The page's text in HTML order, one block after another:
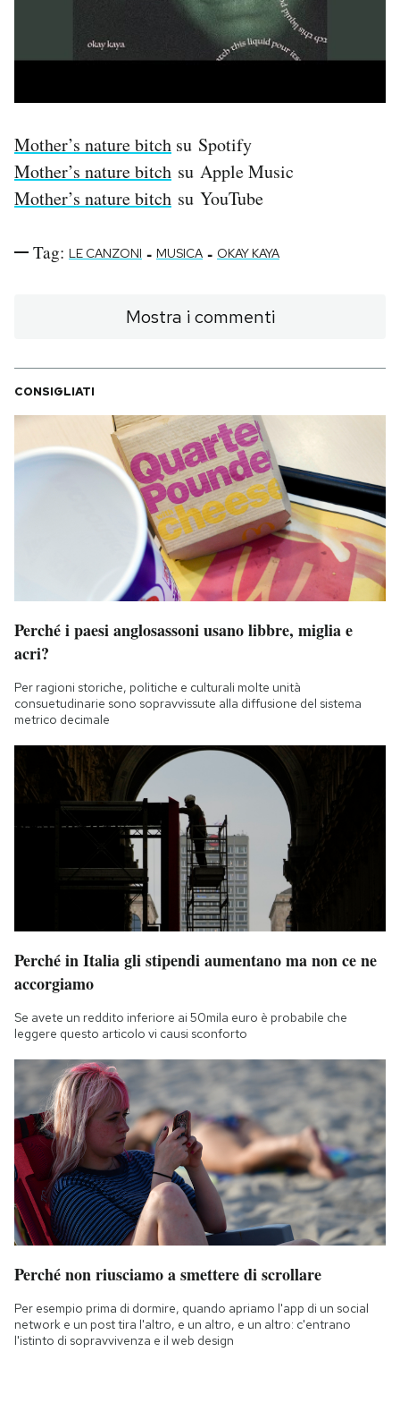
Mother’s nature bitch su Spotify
Mother’s nature bitch su Apple Music
Mother’s nature bitch su YouTube
Tag: LE CANZONI - MUSICA - OKAY KAYA
Mostra i commenti
CONSIGLIATI
Perché i paesi anglosassoni usano libbre, miglia e
acri?
Per ragioni storiche, politiche e culturali molte unità
consuetudinarie sono sopravvissute alla diffusione del sistema
metrico decimale
Perché in Italia gli stipendi aumentano ma non ce ne
accorgiamo
Se avete un reddito inferiore ai 50mila euro è probabile che
leggere questo articolo vi causi sconforto
Perché non riusciamo a smettere di scrollare
Per esempio prima di dormire, quando apriamo l'app di un social
network e un post tira l'altro, e un altro, e un altro: c'entrano
l'istinto di sopravvivenza e il web design